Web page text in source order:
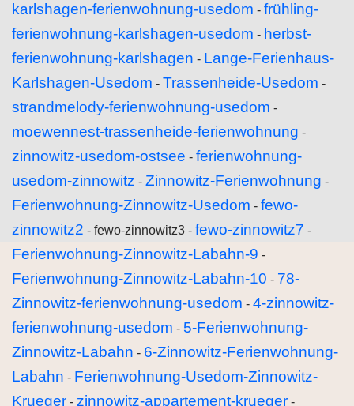
karlshagen-ferienwohnung-usedom - frühling-
ferienwohnung-karlshagen-usedom - herbst-
ferienwohnung-karlshagen - Lange-Ferienhaus-
Karlshagen-Usedom - Trassenheide-Usedom -
strandmelody-ferienwohnung-usedom -
moewennest-trassenheide-ferienwohnung -
zinnowitz-usedom-ostsee - ferienwohnung-
usedom-zinnowitz - Zinnowitz-Ferienwohnung -
Ferienwohnung-Zinnowitz-Usedom - fewo-
zinnowitz2 - fewo-zinnowitz3 - fewo-zinnowitz7 -
Ferienwohnung-Zinnowitz-Labahn-9 -
Ferienwohnung-Zinnowitz-Labahn-10 - 78-
Zinnowitz-ferienwohnung-usedom - 4-zinnowitz-
ferienwohnung-usedom - 5-Ferienwohnung-
Zinnowitz-Labahn - 6-Zinnowitz-Ferienwohnung-
Labahn - Ferienwohnung-Usedom-Zinnowitz-
Krueger - zinnowitz-appartement-krueger -